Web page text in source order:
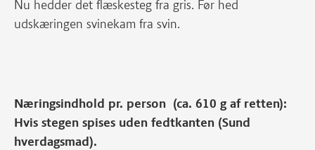
Nu hedder det flæskesteg fra gris. Før hed
udskæringen svinekam fra svin.
Næringsindhold pr. person (ca. 610 g af retten):
Hvis stegen spises uden fedtkanten (Sund
hverdagsmad).